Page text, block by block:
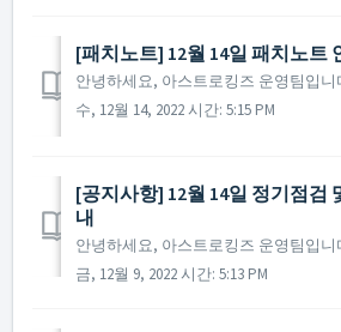
​[패치노트] 12월 14일 패치노트
수, 12월 14, 2022 시간: 5:15 PM
[공지사항] 12월 14일 정기점검
내
금, 12월 9, 2022 시간: 5:13 PM